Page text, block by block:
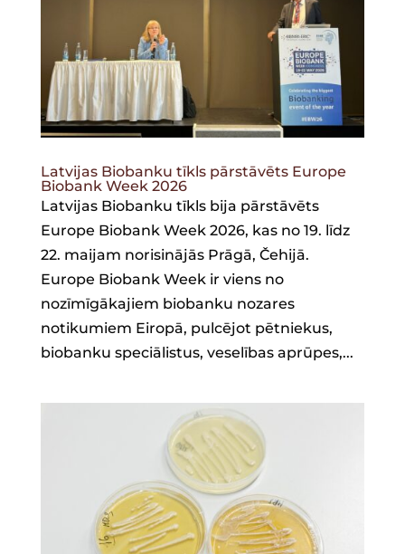
Latvijas Biobanku tīkls pārstāvēts Europe
Biobank Week 2026
Latvijas Biobanku tīkls bija pārstāvēts
Europe Biobank Week 2026, kas no 19. līdz
22. maijam norisinājās Prāgā, Čehijā.
Europe Biobank Week ir viens no
nozīmīgākajiem biobanku nozares
notikumiem Eiropā, pulcējot pētniekus,
biobanku speciālistus, veselības aprūpes,...